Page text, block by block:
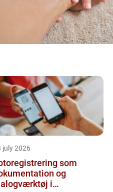
july 2026
som
og
i